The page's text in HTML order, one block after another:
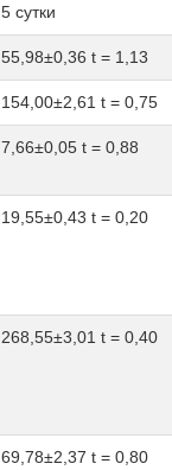
5 сутки
55,98±0,36 t = 1,13
154,00±2,61 t = 0,75
7,66±0,05 t = 0,88
19,55±0,43 t = 0,20
268,55±3,01 t = 0,40
69,78±2,37 t = 0,80